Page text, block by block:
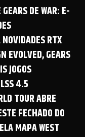
DE WAR: E-
RTX
EVOLVED, GEARS
JOGOS
4.5
TOUR ABRE
FECHADO DO
MAPA WEST